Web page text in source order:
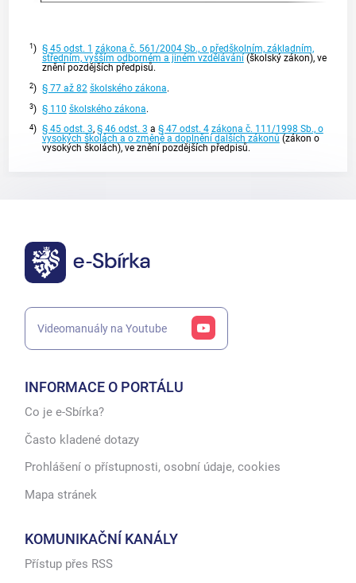
1) § 45 odst. 1 zákona č. 561/2004 Sb., o předškolním, základním,
středním, vyšším odborném a jiném vzdělávání(školský zákon), ve
znění pozdějších předpisů.
2) § 77 až 82 školského zákona.
3) § 110 školského zákona.
4) § 45 odst. 3, § 46 odst. 3 a § 47 odst. 4 zákona č. 111/1998 Sb., o
vysokých školách a o změně a doplnění dalších zákonů (zákon o
vysokých školách), ve znění pozdějších předpisů.
Videomanuály na Youtube
INFORMACE O PORTÁLU
Co je e-Sbírka?
Často kladené dotazy
Prohlášení o přístupnosti, osobní údaje, cookies
Mapa stránek
KOMUNIKAČNÍ KANÁLY
Přístup přes RSS